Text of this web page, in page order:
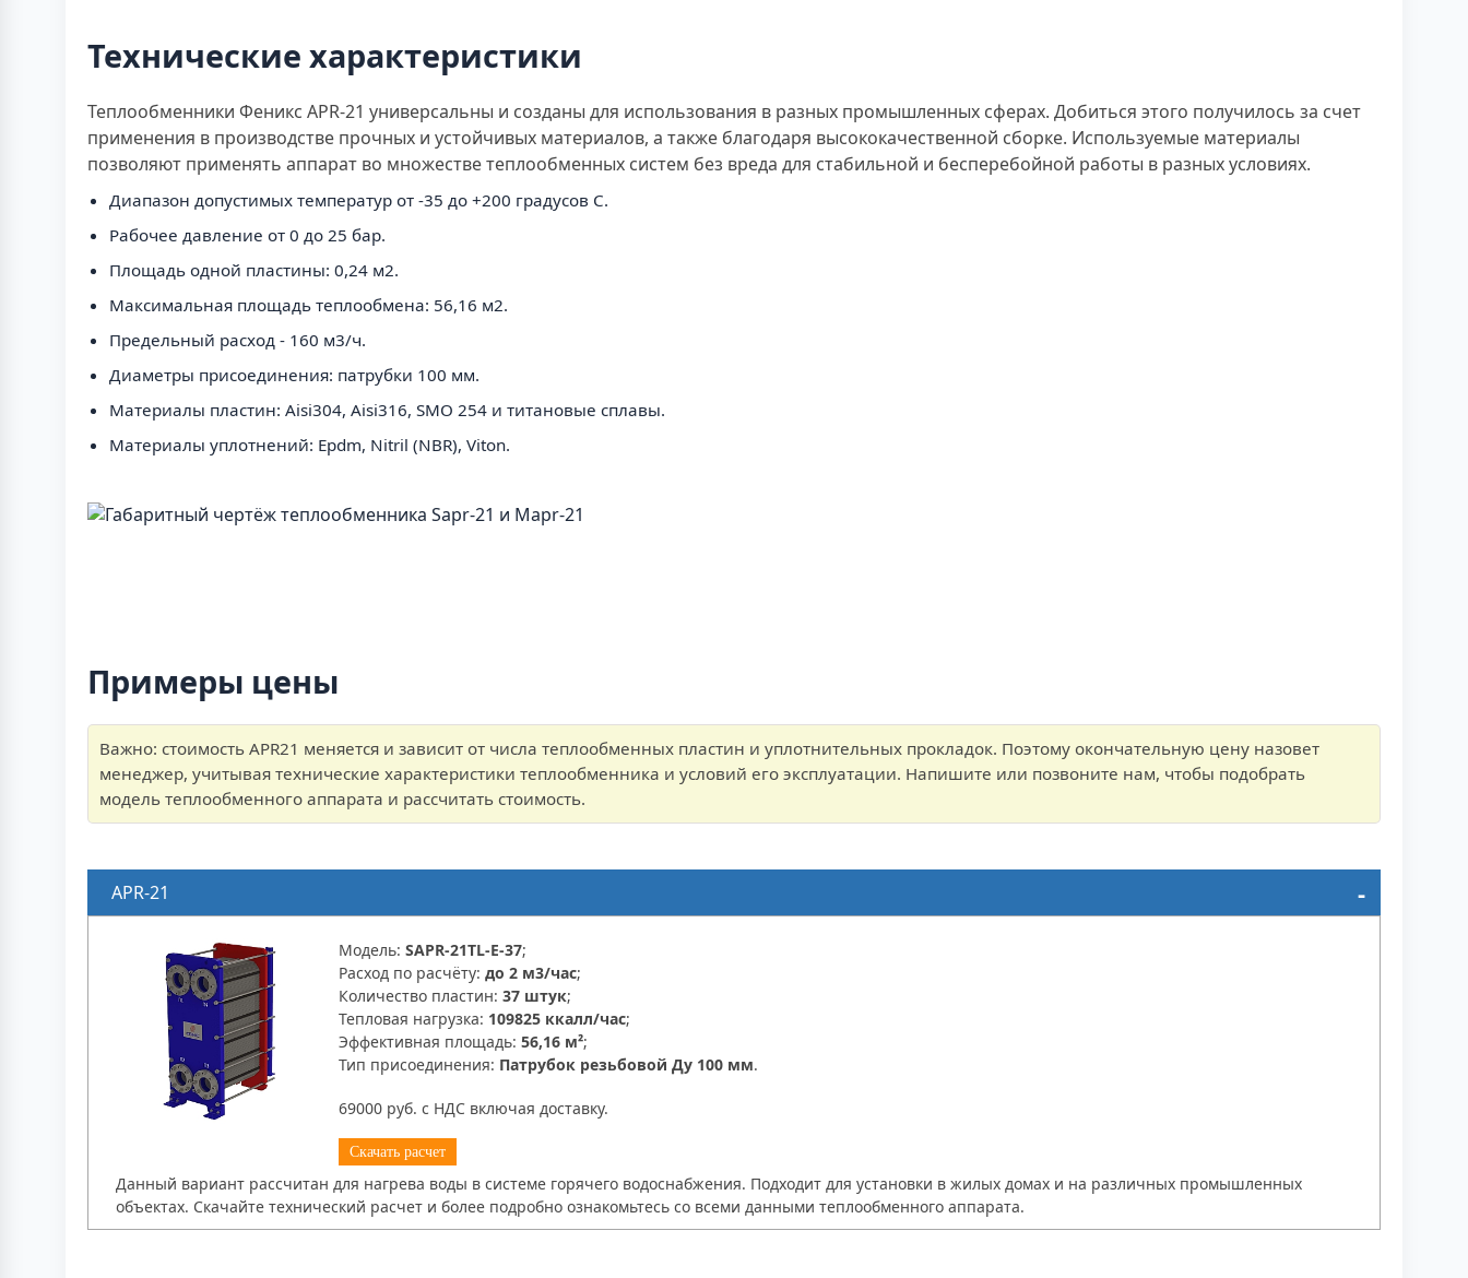
Технические характеристики
Теплообменники Феникс APR-21 универсальны и созданы для использования в разных промышленных сферах. Добиться этого получилось за счет
применения в производстве прочных и устойчивых материалов, а также благодаря высококачественной сборке. Используемые материалы
позволяют применять аппарат во множестве теплообменных систем без вреда для стабильной и бесперебойной работы в разных условиях.
Диапазон допустимых температур от -35 до +200 градусов C.
Рабочее давление от 0 до 25 бар.
Площадь одной пластины: 0,24 м2.
Максимальная площадь теплообмена: 56,16 м2.
Предельный расход - 160 м3/ч.
Диаметры присоединения: патрубки 100 мм.
Материалы пластин: Aisi304, Aisi316, SMO 254 и титановые сплавы.
Материалы уплотнений: Epdm, Nitril (NBR), Viton.
Примеры цены
Важно: стоимость APR21 меняется и зависит от числа теплообменных пластин и уплотнительных прокладок. Поэтому окончательную цену назовет
менеджер, учитывая технические характеристики теплообменника и условий его эксплуатации. Напишите или позвоните нам, чтобы подобрать
модель теплообменного аппарата и рассчитать стоимость.
APR-21
Модель: SAPR-21TL-E-37;
Расход по расчёту: до 2 м3/час;
Количество пластин: 37 штук;
Тепловая нагрузка: 109825 ккалл/час;
Эффективная площадь: 56,16 м²;
Тип присоединения: Патрубок резьбовой Ду 100 мм.
69000 руб. с НДС включая доставку.
Скачать расчет
Данный вариант рассчитан для нагрева воды в системе горячего водоснабжения. Подходит для установки в жилых домах и на различных промышленных
объектах. Скачайте технический расчет и более подробно ознакомьтесь со всеми данными теплообменного аппарата.